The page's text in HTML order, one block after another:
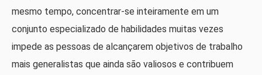
mesmo tempo, concentrar-se inteiramente em um
conjunto especializado de habilidades muitas vezes
impede as pessoas de alcançarem objetivos de trabalho
mais generalistas que ainda são valiosos e contribuem